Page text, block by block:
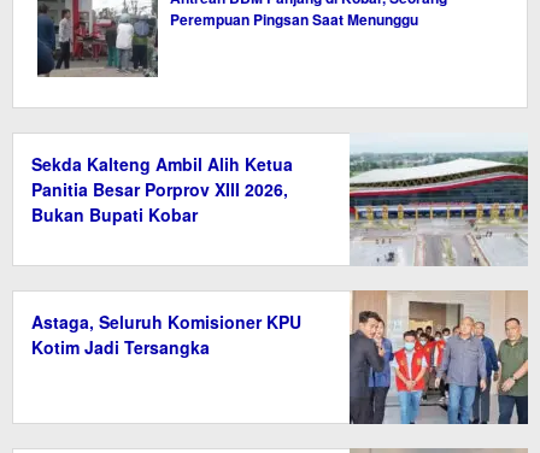
Perempuan Pingsan Saat Menunggu
Sekda Kalteng Ambil Alih Ketua
Panitia Besar Porprov XIII 2026,
Bukan Bupati Kobar
Astaga, Seluruh Komisioner KPU
Kotim Jadi Tersangka